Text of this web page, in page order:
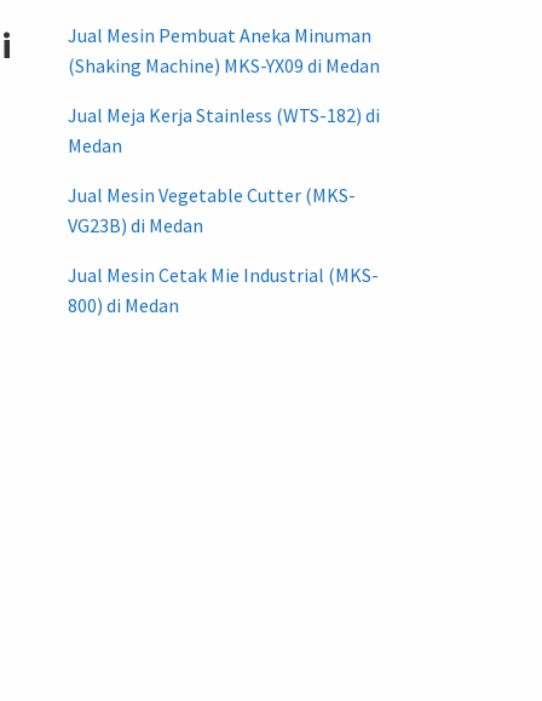
Jual Mesin Pembuat Aneka Minuman
(Shaking Machine) MKS-YX09 di Medan
Jual Meja Kerja Stainless (WTS-182) di
Medan
Jual Mesin Vegetable Cutter (MKS-
VG23B) di Medan
Jual Mesin Cetak Mie Industrial (MKS-
800) di Medan